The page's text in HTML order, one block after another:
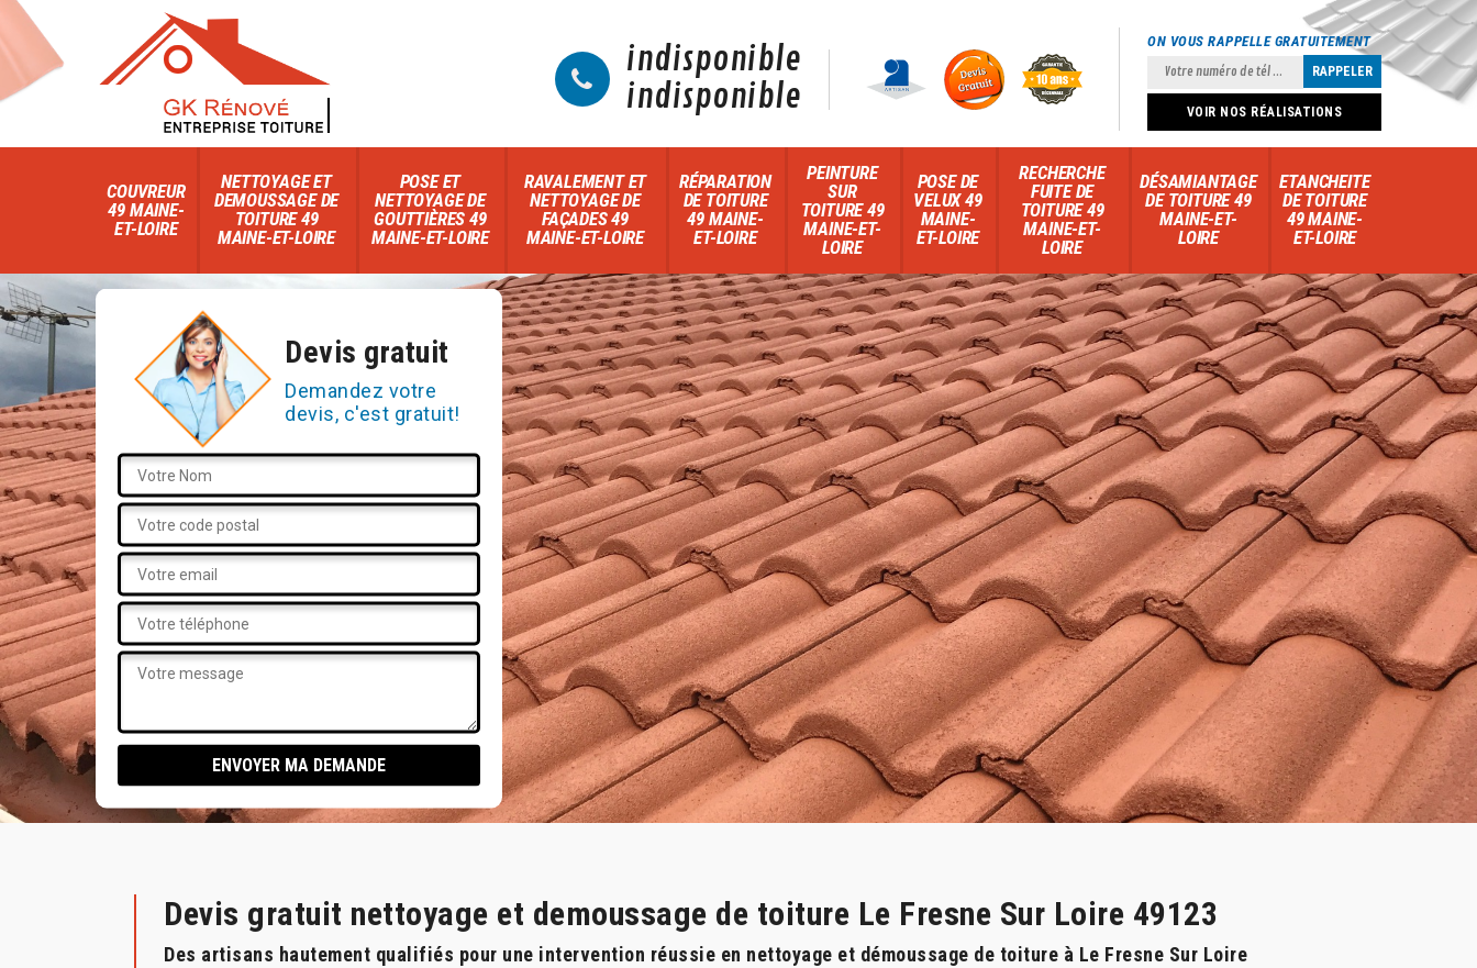
indisponible
indisponible
ON VOUS RAPPELLE GRATUITEMENT
VOIR NOS RÉALISATIONS
COUVREUR
49 MAINE-
ET-LOIRE
NETTOYAGE ET
DEMOUSSAGE DE
TOITURE 49
MAINE-ET-LOIRE
POSE ET
NETTOYAGE DE
GOUTTIÈRES 49
MAINE-ET-LOIRE
RAVALEMENT ET
NETTOYAGE DE
FAÇADES 49
MAINE-ET-LOIRE
RÉPARATION
DE TOITURE
49 MAINE-
ET-LOIRE
PEINTURE
SUR
TOITURE 49
MAINE-ET-
LOIRE
POSE DE
VELUX 49
MAINE-
ET-LOIRE
RECHERCHE
FUITE DE
TOITURE 49
MAINE-ET-
LOIRE
DÉSAMIANTAGE
DE TOITURE 49
MAINE-ET-
LOIRE
ETANCHEITE
DE TOITURE
49 MAINE-
ET-LOIRE
Devis gratuit
Demandez votre
devis, c'est gratuit!
Devis gratuit nettoyage et demoussage de toiture Le Fresne Sur Loire 49123
Des artisans hautement qualifiés pour une intervention réussie en nettoyage et démoussage de toiture à Le Fresne Sur Loire